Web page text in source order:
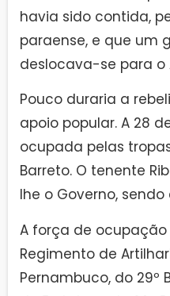
havia sido contida,
paraense, e que um
deslocava-se para o
Pouco duraria a
apoio popular. A 28
ocupada pelas
Barreto. O tenente
lhe o Governo,
A força de
Regimento de
Pernambuco, do 29º